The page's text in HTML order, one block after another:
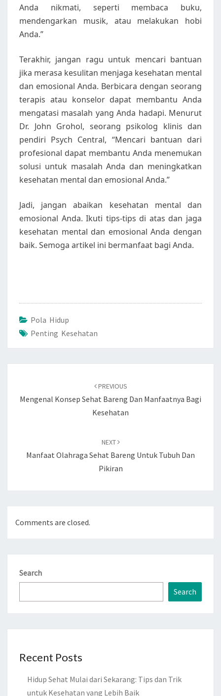
Anda nikmati, seperti membaca buku,
mendengarkan musik, atau melakukan hobi
Anda.”
Terakhir, jangan ragu untuk mencari bantuan
jika merasa kesulitan menjaga kesehatan mental
dan emosional Anda. Berbicara dengan seorang
terapis atau konselor dapat membantu Anda
mengatasi masalah yang Anda hadapi. Menurut
Dr. John Grohol, seorang psikolog klinis dan
pendiri Psych Central, “Mencari bantuan dari
profesional dapat membantu Anda menemukan
solusi untuk masalah Anda dan meningkatkan
kesehatan mental dan emosional Anda.”
Jadi, jangan abaikan kesehatan mental dan
emosional Anda. Ikuti tips-tips di atas dan jaga
kesehatan mental dan emosional Anda dengan
baik. Semoga artikel ini bermanfaat bagi Anda.
Pola Hidup
Penting Kesehatan
PREVIOUS
Mengenal Konsep Sehat Bareng Dan Manfaatnya Bagi
Kesehatan
NEXT
Manfaat Olahraga Sehat Bareng Untuk Tubuh Dan
Pikiran
Comments are closed.
Search
Search
Recent Posts
Hidup Sehat Mulai dari Sekarang: Tips dan Trik
untuk Kesehatan yang Lebih Baik